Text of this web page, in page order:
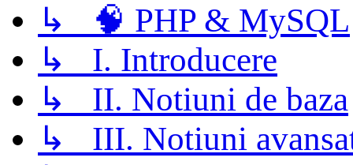
↳ 🧠 PHP & MySQL
↳ I. Introducere
↳ II. Notiuni de baza
↳ III. Notiuni